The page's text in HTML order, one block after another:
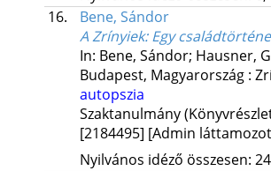
16.
Bene, Sándor
A Zrínyiek: Egy
In: Bene, Sándor; Hausner,
Budapest, Magyarország :
autopszia
Szaktanulmány
[2184495] [Admin
Nyilvános idéző összesen: